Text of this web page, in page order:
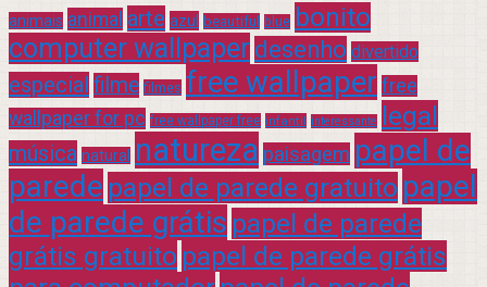
animais animal arte azul beautiful blue bonito
computer wallpaper desenho divertido
especial filme filmes free wallpaper free
wallpaper for pc free wallpaper free infantil interessante legal
música natural natureza paisagem papel de
parede papel de parede gratuito papel
de parede grátis papel de parede
grátis gratuito papel de parede grátis